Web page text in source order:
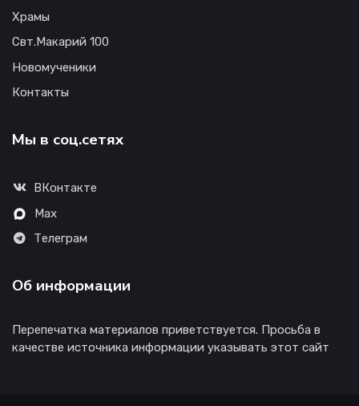
Храмы
Свт.Макарий 100
Новомученики
Контакты
Мы в соц.сетях
ВКонтакте
Max
Телеграм
Об информации
Перепечатка материалов приветствуется. Просьба в
качестве источника информации указывать этот сайт